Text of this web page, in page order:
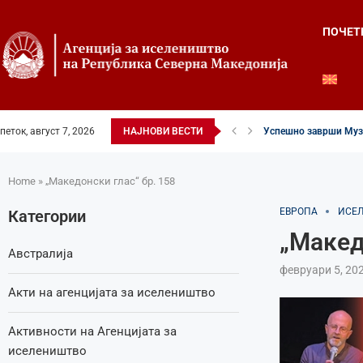
петок, август 7, 2026 НАЈНОВИ ВЕСТИ Четвртиот ден од
Home » „Македонски глас“ бр. 158
ЕВРОПА
февруари 5,
Категории
Австралија
Акти на агенцијата за иселеништво
Активности на Агенцијата за
иселеништво